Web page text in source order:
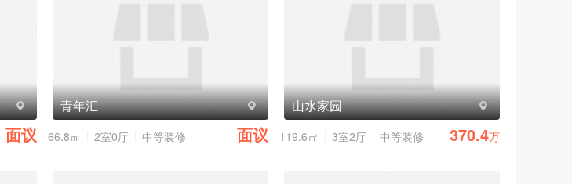
面议
青年汇
66.8㎡ 2室0厅 中等装修 面议
山水家园
119.6㎡ 3室2厅 中等装修 370.4万